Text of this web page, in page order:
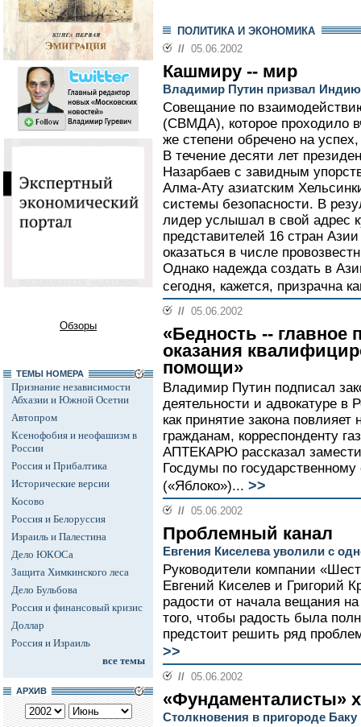
Обзоры
ТЕМЫ НОМЕРА
Признание независимости
Абхазии и Южной Осетии
Автопром
Ксенофобия и неофашизм в
России
Россия и Прибалтика
Исторические версии
Косово
Россия и Белоруссия
Израиль и Палестина
Дело ЮКОСа
Защита Химкинского леса
Дело Бульбова
Россия и финансовый кризис
Доллар
Россия и Израиль
все темы
АРХИВ
ПОЛИТИКА И ЭКОНОМИКА
// 05.06.2002
Кашмиру -- мир
Владимир Путин призвал
Совещание по
(СВМДА), которое проходило
же степени обречено на
В течение десяти лет
Назарбаев с завидным
Алма-Ату азиатским
системы безопасности. В
лидер услышал в свой адрес
представителей 16 стран
оказаться в числе
Однако надежда создать в
сегодня, кажется, призрачна
// 05.06.2002
«Бедность -- главное
оказания
помощи»
Владимир Путин подписал
деятельности и адвокатуре
как принятие закона
гражданам, корреспонденту
АПТЕКАРЮ рассказал
Госдумы по
(«Яблоко»)... >>
// 05.06.2002
Проблемный канал
Евгения Киселева уволили с
Руководители компании
Евгений Киселев и Григорий
радости от начала вещания
того, чтобы радость была
предстоит решить ряд
>>
// 05.06.2002
«Фундаменталисты»
Столкновения в пригороде Баку